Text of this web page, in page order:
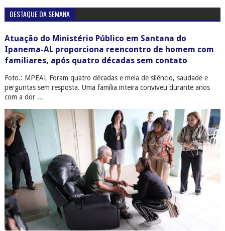
DESTAQUE DA SEMANA
Atuação do Ministério Público em Santana do
Ipanema-AL proporciona reencontro de homem com
familiares, após quatro décadas sem contato
Foto.: MPEAL Foram quatro décadas e meia de silêncio, saudade e
perguntas sem resposta. Uma família inteira conviveu durante anos
com a dor ...